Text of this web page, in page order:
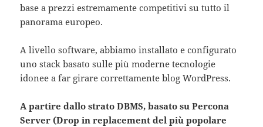
base a prezzi estremamente competitivi su tutto il
panorama europeo.
A livello software, abbiamo installato e configurato
uno stack basato sulle più moderne tecnologie
idonee a far girare correttamente blog WordPress.
A partire dallo strato DBMS, basato su Percona
Server (Drop in replacement del più popolare